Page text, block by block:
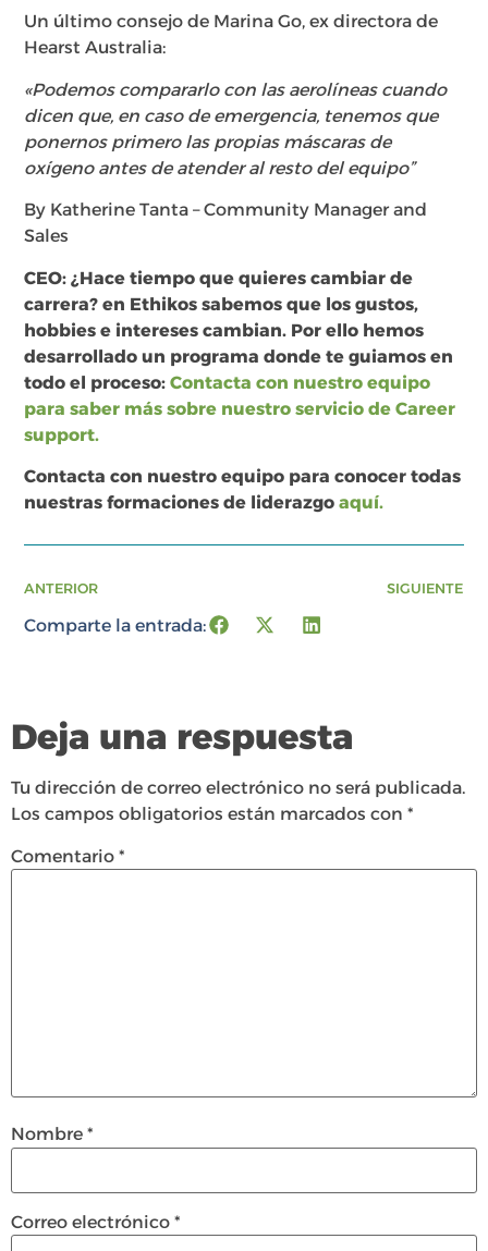
Un último consejo de Marina Go, ex directora de
Hearst Australia:
«Podemos compararlo con las aerolíneas cuando
dicen que, en caso de emergencia, tenemos que
ponernos primero las propias máscaras de
oxígeno antes de atender al resto del equipo”
By Katherine Tanta – Community Manager and
Sales
CEO: ¿Hace tiempo que quieres cambiar de
carrera? en Ethikos sabemos que los gustos,
hobbies e intereses cambian. Por ello hemos
desarrollado un programa donde te guiamos en
todo el proceso:Contacta con nuestro equipo
para saber más sobre nuestro servicio de Career
support.
Contacta con nuestro equipo para conocer todas
nuestras formaciones de liderazgoaquí.
ANTERIOR SIGUIENTE
Comparte la entrada:
Deja una respuesta
Tu dirección de correo electrónico no será publicada.
Los campos obligatorios están marcados con *
Comentario *
Nombre *
Correo electrónico *